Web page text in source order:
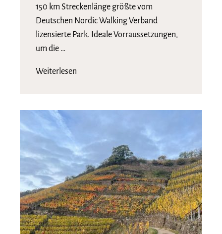
150 km Streckenlänge größte vom
Deutschen Nordic Walking Verband
lizensierte Park. Ideale Vorraussetzungen,
um die …
Weiterlesen